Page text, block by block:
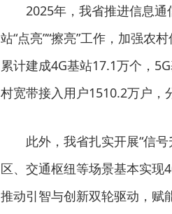
2025年，我省推进信息
站“点亮”“擦亮”工作，加强农
累计建成4G基站17.1万个，
村宽带接入用户1510.2万户，
此外，我省扎实开展“信
区、交通枢纽等场景基本实现
推动引智与创新双轮驱动，赋